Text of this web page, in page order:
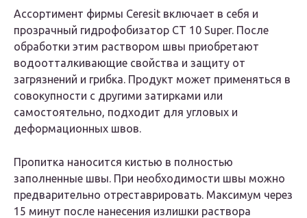
Ассортимент фирмы Ceresit включает в себя и
прозрачный гидрофобизатор CT 10 Super. После
обработки этим раствором швы приобретают
водоотталкивающие свойства и защиту от
загрязнений и грибка. Продукт может применяться в
совокупности с другими затирками или
самостоятельно, подходит для угловых и
деформационных швов.
Пропитка наносится кистью в полностью
заполненные швы. При необходимости швы можно
предварительно отреставрировать. Максимум через
15 минут после нанесения излишки раствора